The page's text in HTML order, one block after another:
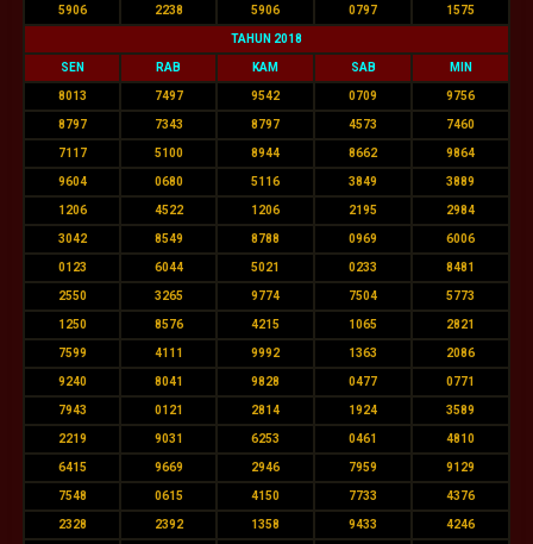
5906 2238 5906 0797 1575
TAHUN 2018
SEN RAB KAM SAB MIN
8013 7497 9542 0709 9756
8797 7343 8797 4573 7460
7117 5100 8944 8662 9864
9604 0680 5116 3849 3889
1206 4522 1206 2195 2984
3042 8549 8788 0969 6006
0123 6044 5021 0233 8481
2550 3265 9774 7504 5773
1250 8576 4215 1065 2821
7599 4111 9992 1363 2086
9240 8041 9828 0477 0771
7943 0121 2814 1924 3589
2219 9031 6253 0461 4810
6415 9669 2946 7959 9129
7548 0615 4150 7733 4376
2328 2392 1358 9433 4246